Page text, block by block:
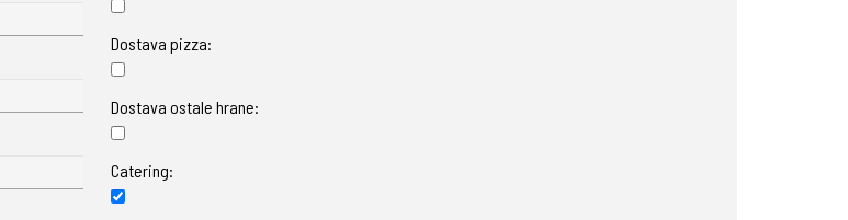
Dostava pizza:
Dostava ostale hrane:
Catering: